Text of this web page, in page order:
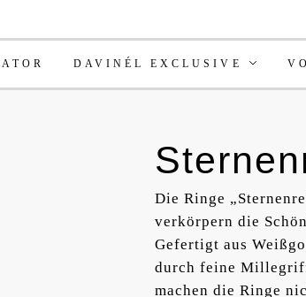
DAVINÉL EXCLUSIVE
Die Ringe
verkörpern die
Gefertigt aus
durch feine
machen die Ringe